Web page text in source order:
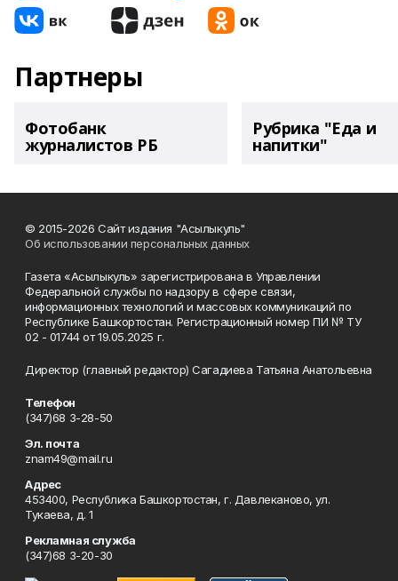
Партнеры
Фотобанк
журналистов РБ
Рубрика "Еда и
напитки"
© 2015-2026 Сайт издания "Асылыкуль"
Об использовании персональных данных
Газета «Асылыкуль» зарегистрирована в Управлении
Федеральной службы по надзору в сфере связи,
информационных технологий и массовых коммуникаций по
Республике Башкортостан. Регистрационный номер ПИ № ТУ
02 - 01744 от 19.05.2025 г.
Директор (главный редактор) Сагадиева Татьяна Анатольевна
Телефон
(347)68 3-28-50
Эл. почта
znam49@mail.ru
Адрес
453400, Республика Башкортостан, г. Давлеканово, ул.
Тукаева, д. 1
Рекламная служба
(347)68 3-20-30